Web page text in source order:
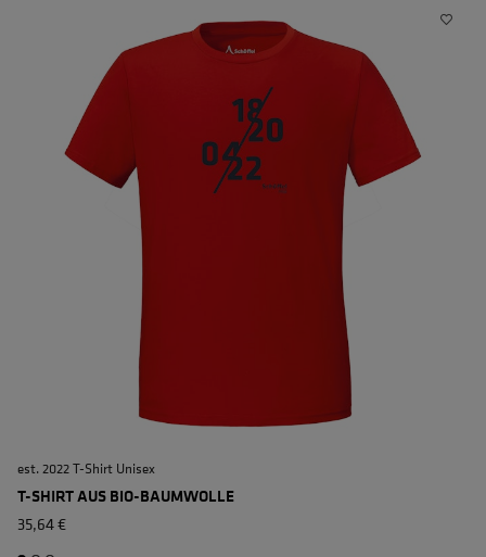
est. 2022 T-Shirt Unisex
T-SHIRT AUS BIO-BAUMWOLLE
35,64 €